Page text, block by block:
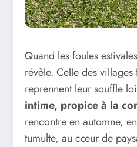
Quand les foules
révèle. Celle des
reprennent leur souffle
intime, propice à la
rencontre en automne,
tumulte, au cœur de